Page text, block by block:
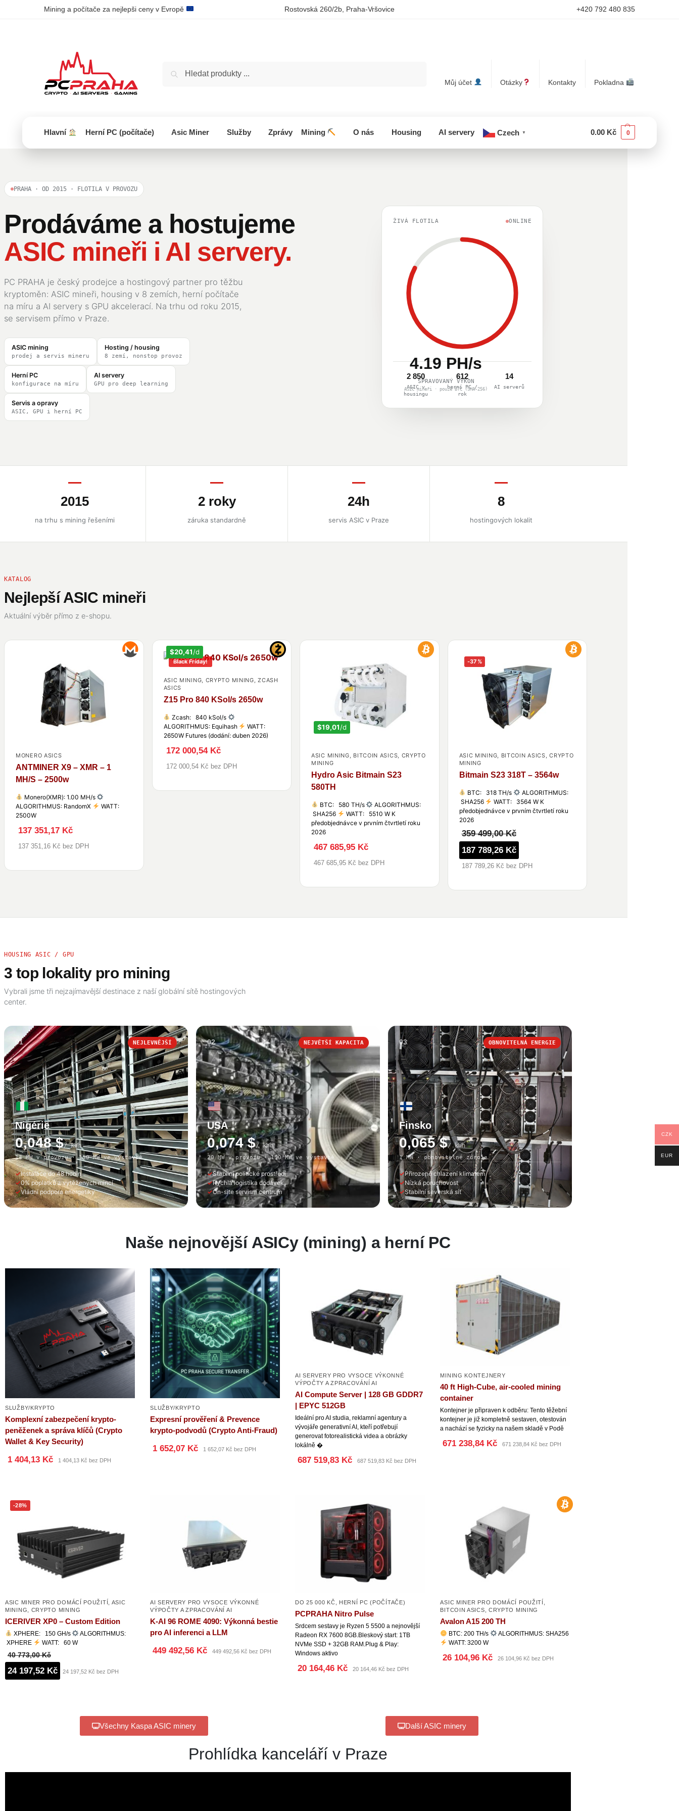
Mining a počítače za nejlepši ceny v Evropě Rostovská 260/2b, Praha-Vršovice +420 792 480 835
Můj účet Otázky Kontakty Pokladna
Hlavní Herní PC (počítače) Asic Miner Služby Zprávy Mining O nás Housing AI servery Czech ▼ 0.00 Kč 0
PRAHA · OD 2015 · FLOTILA V PROVOZU
Prodáváme a hostujeme
ASIC mineři i AI servery.
PC PRAHA je český prodejce a hostingový partner pro těžbu
kryptoměn: ASIC mineři, housing v 8 zemích, herní počítače
na míru a AI servery s GPU akcelerací. Na trhu od roku 2015,
se servisem přímo v Praze.
ASIC mining
prodej a servis mineru
Hosting / housing
8 zemí, nonstop provoz
Herní PC
konfigurace na míru
AI servery
GPU pro deep learning
Servis a opravy
ASIC, GPU i herní PC
ŽIVÁ FLOTILA ONLINE
4.19 PH/s
SPRAVOVANÝ VÝKON
ASIC mineři · pouze BTC (SHA-256)
2 850
ASIC v
housingu
612
herní PC /
rok
14
AI serverů
2015
na trhu s mining řešeními
2 roky
záruka standardně
24h
servis ASIC v Praze
8
hostingových lokalit
KATALOG
Nejlepší ASIC mineři
Aktuální výběr přímo z e-shopu.
MONERO ASICS
ANTMINER X9 – XMR – 1
MH/S – 2500w
Monero(XMR): 1.00 MH/s
ALGORITHMUS: RandomX
WATT:
2500W
137 351,17 Kč
137 351,16 Kč bez DPH
Black Friday!
$20,41/d
ASIC MINING, CRYPTO MINING,ZCASH
ASICS
Z15 Pro 840 KSol/s 2650w
Zcash: 840 kSol/s
ALGORITHMUS: Equihash
WATT:
2650W Futures (dodání: duben 2026)
172 000,54 Kč
172 000,54 Kč bez DPH
$19,01/d
ASIC MINING, BITCOIN ASICS, CRYPTO
MINING
Hydro Asic Bitmain S23
580TH
BTC: 580 TH/s
ALGORITHMUS:
SHA256
WATT: 5510 W K
předobjednávce v prvním čtvrtletí roku
2026
467 685,95 Kč
467 685,95 Kč bez DPH
-37%
ASIC MINING, BITCOIN ASICS,CRYPTO
MINING
Bitmain S23 318T – 3564w
BTC: 318 TH/s
ALGORITHMUS:
SHA256
WATT: 3564 W K
předobjednávce v prvním čtvrtletí roku
2026
359 499,00 Kč
187 789,26 Kč
187 789,26 Kč bez DPH
HOUSING ASIC / GPU
3 top lokality pro mining
Vybrali jsme tři nejzajímavější destinace z naší globální sítě hostingových
center.
01 NEJLEVNĚJŠÍ
Nigérie
0,048 $/ kWh
13 MW v provozu · 150 MW ve výstavbě
Instalace do 48 hodin
0% poplatků z vytěžených mincí
Vládní podpora energetiky
02 NEJVĚTŠÍ KAPACITA
USA
0,074 $/ kWh
20 MW v provozu · 150 MW ve výstavbě
Stabilní politické prostředí
Rychlá logistika dodávek
On-site servisní centrum
03 OBNOVITELNÁ ENERGIE
Finsko
0,065 $/ kWh
1 MW · obnovitelné zdroje
Přirozené chlazení klimatem
Nízká poruchovost
Stabilní severská síť
Naše nejnovější ASICy (mining) a herní PC
SLUŽBY/KRYPTO
Komplexní zabezpečení krypto-
peněženek a správa klíčů (Crypto
Wallet & Key Security)
1 404,13 Kč 1 404,13 Kč bez DPH
SLUŽBY/KRYPTO
Expresní prověření & Prevence
krypto-podvodů (Crypto Anti-Fraud)
1 652,07 Kč 1 652,07 Kč bez DPH
AI SERVERY PRO VYSOCE VÝKONNÉ
VÝPOČTY A ZPRACOVÁNÍ AI
AI Compute Server | 128 GB GDDR7
| EPYC 512GB
Ideální pro AI studia, reklamní agentury a
vývojáře generativní AI, kteří potřebují
generovat fotorealistická videa a obrázky
lokálně �
687 519,83 Kč 687 519,83 Kč bez DPH
MINING KONTEJNERY
40 ft High-Cube, air-cooled mining
container
Kontejner je připraven k odběru: Tento těžební
kontejner je již kompletně sestaven, otestován
a nachází se fyzicky na našem skladě v Podě
671 238,84 Kč 671 238,84 Kč bez DPH
-28%
ASIC MINER PRO DOMÁCÍ POUŽITÍ
ASIC
MINING
CRYPTO MINING
ICERIVER XP0 – Custom Edition
XPHERE: 150 GH/s
ALGORITHMUS:
XPHERE
WATT: 60 W
40 773,00 Kč
24 197,52 Kč 24 197,52 Kč bez DPH
AI SERVERY PRO VYSOCE VÝKONNÉ
VÝPOČTY A ZPRACOVÁNÍ AI
K-AI 96 ROME 4090: Výkonná bestie
pro AI inferenci a LLM
449 492,56 Kč 449 492,56 Kč bez DPH
DO 25 000 KČ HERNÍ PC (POČÍTAČE)
PCPRAHA Nitro Pulse
Srdcem sestavy je Ryzen 5 5500 a nejnovější
Radeon RX 7600 8GB.Bleskový start: 1TB
NVMe SSD + 32GB RAM.Plug & Play:
Windows aktivo
20 164,46 Kč 20 164,46 Kč bez DPH
ASIC MINER PRO DOMÁCÍ POUŽITÍ
BITCOIN ASICS
CRYPTO MINING
Avalon A15 200 TH
BTC: 200 TH/s
ALGORITHMUS: SHA256
WATT: 3200 W
26 104,96 Kč 26 104,96 Kč bez DPH
Všechny Kaspa ASIC minery Další ASIC minery
Prohlídka kanceláří v Praze
CZK
EUR